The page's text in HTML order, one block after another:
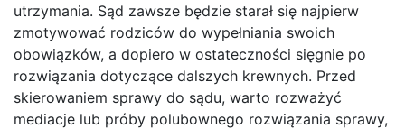
utrzymania. Sąd zawsze będzie starał się najpierw
zmotywować rodziców do wypełniania swoich
obowiązków, a dopiero w ostateczności sięgnie po
rozwiązania dotyczące dalszych krewnych. Przed
skierowaniem sprawy do sądu, warto rozważyć
mediacje lub próby polubownego rozwiązania sprawy,